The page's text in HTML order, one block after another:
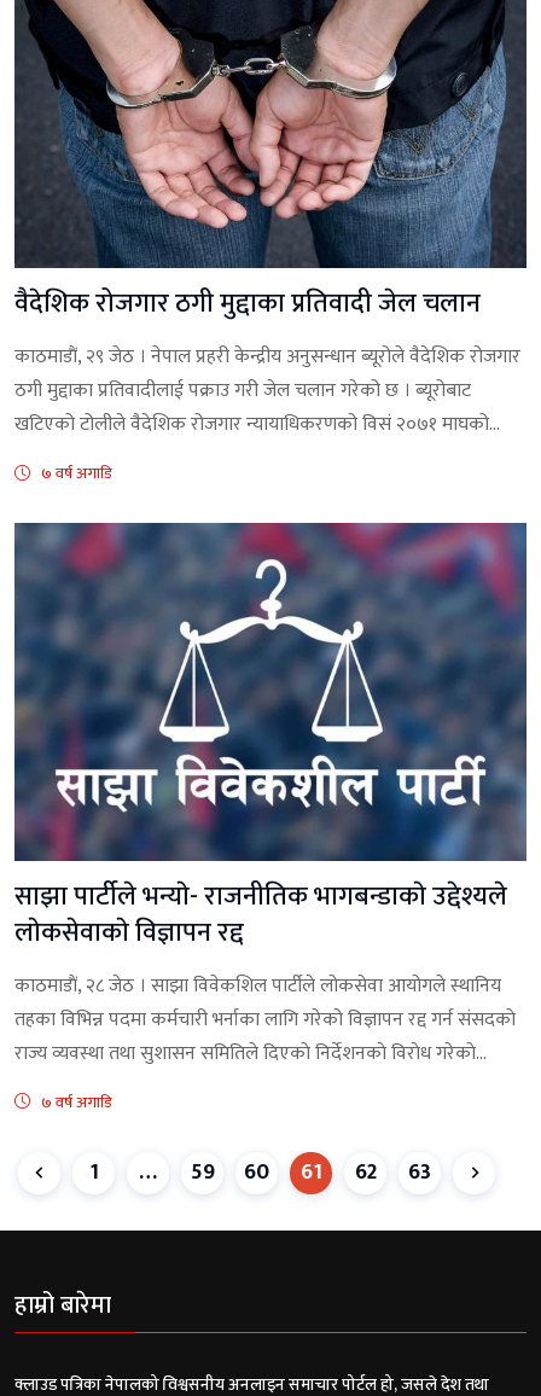
वैदेशिक रोजगार ठगी मुद्दाका प्रतिवादी जेल चलान
काठमाडाैं, २९ जेठ । नेपाल प्रहरी केन्द्रीय अनुसन्धान ब्यूरोले वैदेशिक रोजगार
ठगी मुद्दाका प्रतिवादीलाई पक्राउ गरी जेल चलान गरेको छ । ब्यूरोबाट
खटिएको टोलीले वैदेशिक रोजगार न्यायाधिकरणको विसं २०७१ माघको...
७ वर्ष अगाडि
साझा पार्टीले भन्याे- राजनीतिक भागबन्डाकाे उद्देश्यले
लाेकसेवाकाे विज्ञापन रद्द
काठमाडाैं, २८ जेठ । साझा विवेकशिल पार्टीले लोकसेवा आयोगले स्थानिय
तहका विभिन्न पदमा कर्मचारी भर्नाका लागि गरेको विज्ञापन रद्द गर्न संसदकाे
राज्य व्यवस्था तथा सुशासन समितिले दिएकाे निर्देशनकाे विराेध गरेकाे...
७ वर्ष अगाडि
1 … 59 60 61 62 63
हाम्रो बारेमा
क्लाउड पत्रिका नेपालको विश्वसनीय अनलाइन समाचार पोर्टल हो, जसले देश तथा